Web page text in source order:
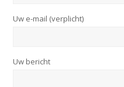
Uw e-mail (verplicht)
Uw bericht